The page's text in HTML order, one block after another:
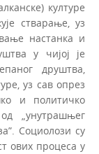
културе
стварање, уз
настанка и
у чијој је
друштва,
уз сав опрез
и политичко
„унутрашњег
Социолози су
ових процеса у